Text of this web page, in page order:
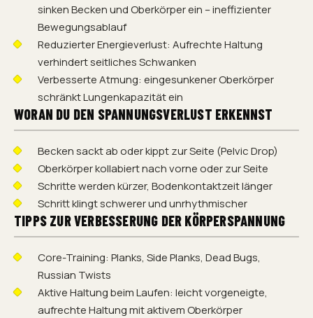
sinken Becken und Oberkörper ein – ineffizienter
Bewegungsablauf
Reduzierter Energieverlust: Aufrechte Haltung
verhindert seitliches Schwanken
Verbesserte Atmung: eingesunkener Oberkörper
schränkt Lungenkapazität ein
WORAN DU DEN SPANNUNGSVERLUST ERKENNST
Becken sackt ab oder kippt zur Seite (Pelvic Drop)
Oberkörper kollabiert nach vorne oder zur Seite
Schritte werden kürzer, Bodenkontaktzeit länger
Schritt klingt schwerer und unrhythmischer
TIPPS ZUR VERBESSERUNG DER KÖRPERSPANNUNG
Core-Training: Planks, Side Planks, Dead Bugs,
Russian Twists
Aktive Haltung beim Laufen: leicht vorgeneigte,
aufrechte Haltung mit aktivem Oberkörper